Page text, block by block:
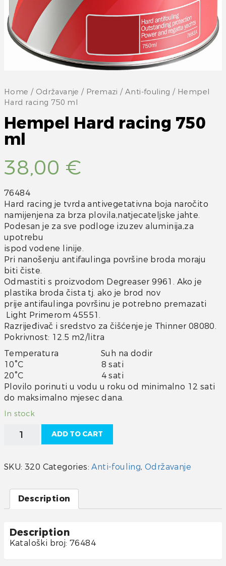
Home / Održavanje / Premazi /Anti-fouling / Hempel
Hard racing 750 ml
Hempel Hard racing 750
ml
38,00 €
76484
Hard racing je tvrda antivegetativna boja naročito
namijenjena za brza plovila,natjecateljske jahte.
Podesan je za sve podloge izuzev aluminija,za
upotrebu
ispod vodene linije.
Pri nanošenju antifaulinga površine broda moraju
biti čiste.
Odmastiti s proizvodom Degreaser 9961. Ako je
plastika broda čista tj. ako je brod nov
prije antifaulinga površinu je potrebno premazati
Light Primerom 45551.
Razrijeđivač i sredstvo za čišćenje je Thinner 08080.
Pokrivnost: 12.5 m2/litra
Temperatura Suh na dodir
10°C 8 sati
20°C 4 sati
Plovilo porinuti u vodu u roku od minimalno 12 sati
do maksimalno mjesec dana.
In stock
Hempel
Hard
750
ADD TO CART
SKU: 320 Categories:Anti-fouling,Održavanje
Description
Description
Kataloški broj: 76484